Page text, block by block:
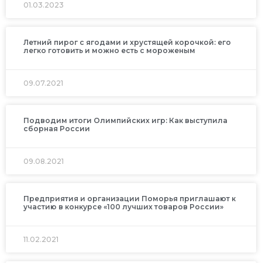
01.03.2023
Летний пирог с ягодами и хрустящей корочкой: его
легко готовить и можно есть с мороженым
09.07.2021
Подводим итоги Олимпийских игр: Как выступила
сборная России
09.08.2021
Предприятия и организации Поморья приглашают к
участию в конкурсе «100 лучших товаров России»
11.02.2021